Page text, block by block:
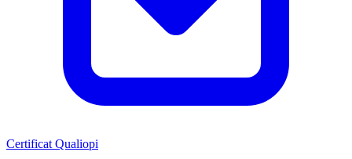
Certificat Qualiopi